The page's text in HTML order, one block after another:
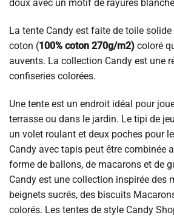
doux avec un motif de rayures
La tente Candy est faite de toile solide
coton (100% coton 270g/m2) coloré
auvents. La collection Candy est une
confiseries colorées.
Une tente est un endroit idéal pour
terrasse ou dans le jardin. Le tipi de
un volet roulant et deux poches pour
Candy avec tapis peut être combinée
forme de ballons, de macarons et de
Candy est une collection inspirée des
beignets sucrés, des biscuits
colorés. Les tentes de style Candy